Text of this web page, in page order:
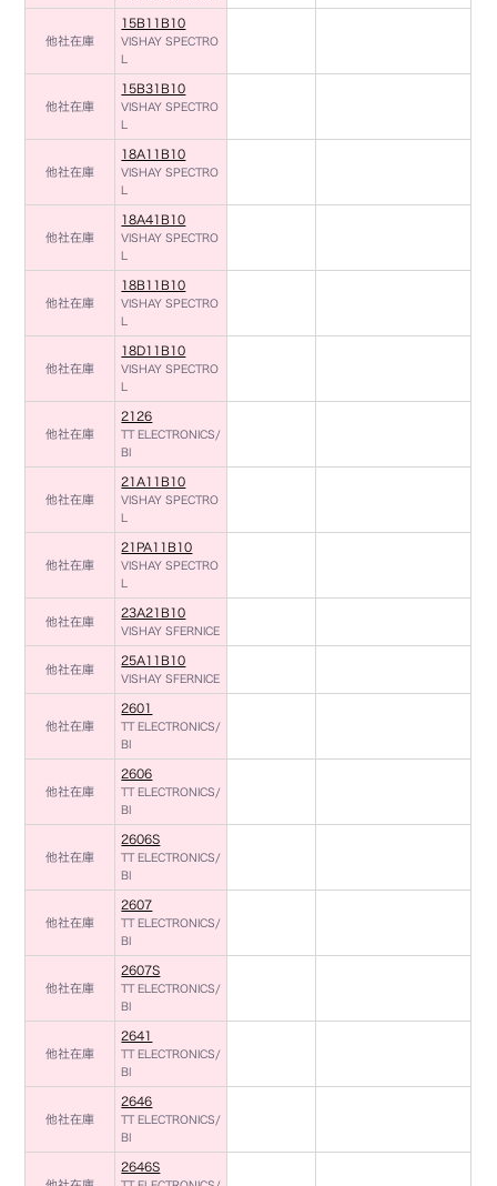
他社在庫
15B11B10
VISHAY SPECTRO
L
他社在庫
15B31B10
VISHAY SPECTRO
L
他社在庫
18A11B10
VISHAY SPECTRO
L
他社在庫
18A41B10
VISHAY SPECTRO
L
他社在庫
18B11B10
VISHAY SPECTRO
L
他社在庫
18D11B10
VISHAY SPECTRO
L
他社在庫
2126
TT ELECTRONICS/
BI
他社在庫
21A11B10
VISHAY SPECTRO
L
他社在庫
21PA11B10
VISHAY SPECTRO
L
他社在庫
23A21B10
VISHAY SFERNICE
他社在庫
25A11B10
VISHAY SFERNICE
他社在庫
2601
TT ELECTRONICS/
BI
他社在庫
2606
TT ELECTRONICS/
BI
他社在庫
2606S
TT ELECTRONICS/
BI
他社在庫
2607
TT ELECTRONICS/
BI
他社在庫
2607S
TT ELECTRONICS/
BI
他社在庫
2641
TT ELECTRONICS/
BI
他社在庫
2646
TT ELECTRONICS/
BI
2646S